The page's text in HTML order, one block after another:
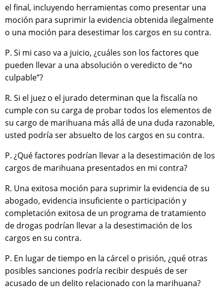
el final, incluyendo herramientas como presentar una
moción para suprimir la evidencia obtenida ilegalmente
o una moción para desestimar los cargos en su contra.
P. Si mi caso va a juicio, ¿cuáles son los factores que
pueden llevar a una absolución o veredicto de “no
culpable”?
R. Si el juez o el jurado determinan que la fiscalía no
cumple con su carga de probar todos los elementos de
su cargo de marihuana más allá de una duda razonable,
usted podría ser absuelto de los cargos en su contra.
P. ¿Qué factores podrían llevar a la desestimación de los
cargos de marihuana presentados en mi contra?
R. Una exitosa moción para suprimir la evidencia de su
abogado, evidencia insuficiente o participación y
completación exitosa de un programa de tratamiento
de drogas podrían llevar a la desestimación de los
cargos en su contra.
P. En lugar de tiempo en la cárcel o prisión, ¿qué otras
posibles sanciones podría recibir después de ser
acusado de un delito relacionado con la marihuana?